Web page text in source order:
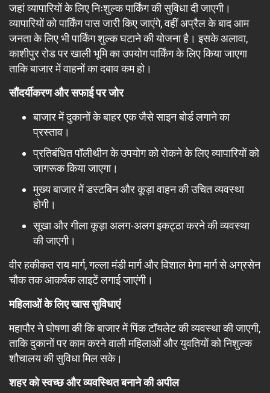
जहां व्यापारियों के लिए निःशुल्क पार्किंग की सुविधा दी जाएगी।
व्यापारियों को पार्किंग पास जारी किए जाएंगे, वहीं अप्रैल के बाद आम
जनता के लिए भी पार्किंग शुल्क घटाने की योजना है। इसके अलावा,
काशीपुर रोड पर खाली भूमि का उपयोग पार्किंग के लिए किया जाएगा
ताकि बाजार में वाहनों का दबाव कम हो।
सौंदर्यीकरण और सफाई पर जोर
बाजार में दुकानों के बाहर एक जैसे साइन बोर्ड लगाने का
प्रस्ताव।
प्रतिबंधित पॉलीथीन के उपयोग को रोकने के लिए व्यापारियों को
जागरूक किया जाएगा।
मुख्य बाजार में डस्टबिन और कूड़ा वाहन की उचित व्यवस्था
होगी।
सूखा और गीला कूड़ा अलग-अलग इकट्ठा करने की व्यवस्था
की जाएगी।
वीर हकीकत राय मार्ग, गल्ला मंडी मार्ग और विशाल मेगा मार्ग से अग्रसेन
चौक तक आकर्षक लाइटें लगाई जाएंगी।
महिलाओं के लिए खास सुविधाएं
महापौर ने घोषणा की कि बाजार में पिंक टॉयलेट की व्यवस्था की जाएगी,
ताकि दुकानों पर काम करने वाली महिलाओं और युवतियों को निशुल्क
शौचालय की सुविधा मिल सके।
शहर को स्वच्छ और व्यवस्थित बनाने की अपील